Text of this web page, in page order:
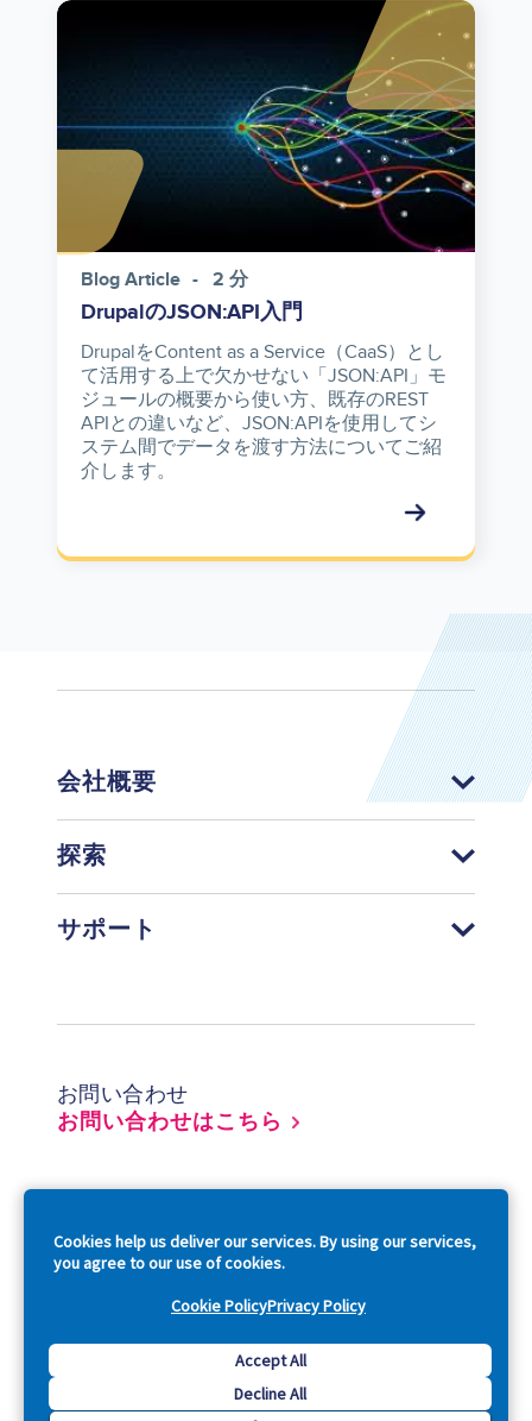
Cookies help us deliver our services. By using our services,
you agree to our use of cookies.
Cookie PolicyPrivacy Policy
Accept All
Decline All
Image
Blog Article 2 分
DrupalのJSON:API入門
DrupalをContent as a Service（CaaS）とし
て活用する上で欠かせない「JSON:API」モ
ジュールの概要から使い方、既存のREST
APIとの違いなど、JSON:APIを使用してシ
ステム間でデータを渡す方法についてご紹
介します。
会社概要
探索
サポート
お問い合わせ
お問い合わせはこちら
Copyright © 2026 Acquia, Inc. All Rights Reserved.
Drupal is a registered trademark of Dries Buytaert.